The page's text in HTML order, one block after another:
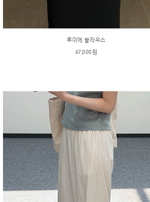
루미에 블라우스
67,000원